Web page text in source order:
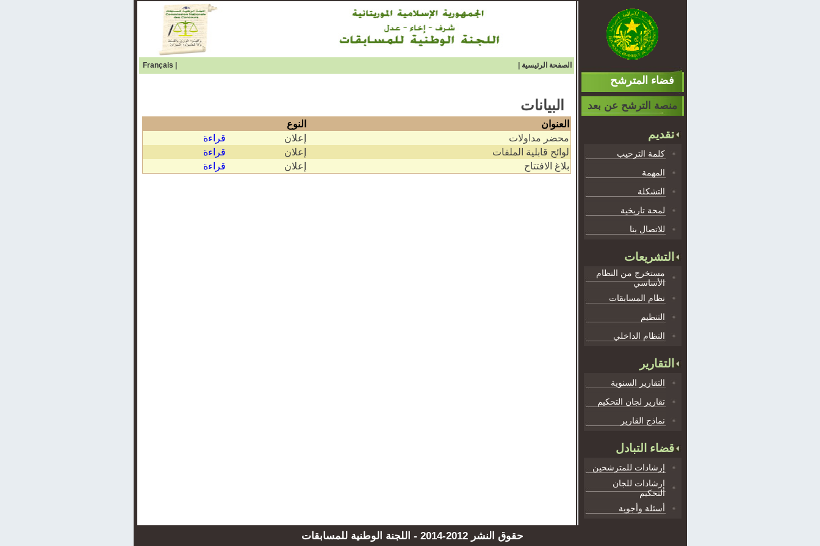
Français الصفحة الرئيسية
البيانات
النوع
العنوان
قراءة
إعلان
محضر مداولات
قراءة
إعلان
لوائح قابلية الملفات
قراءة
إعلان بلاغ الافتتاح
منصة الترشح عن بعد
تقديم
كلمة الترحيب
المهمة
التشكلة
لمحة تاريخية
للاتصال بنا
التشريعات
مستخرج من النظام
الأساسي
نظام المسابقات
التنظيم
النظام الداخلي
التقارير
التقارير السنوية
تقارير لجان التحكيم
نماذج القارير
قضاء التبادل
إرشادات للمترشحين
إرشادات للجان
التحكيم
أسئلة وأجوية
حقوق النشر 2012-2014 - اللجنة الوطنية للمسابقات